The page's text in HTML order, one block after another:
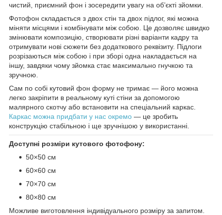
чистий, приємний фон і зосередити увагу на об’єкті зйомки.
Фотофон складається з двох стін та двох підлог, які можна
міняти місцями і комбінувати між собою. Це дозволяє швидко
змінювати композицію, створювати різні варіанти кадру та
отримувати нові сюжети без додаткового реквізиту. Підлоги
розрізаються між собою і при зборі одна накладається на
іншу, завдяки чому зйомка стає максимально гнучкою та
зручною.
Сам по собі кутовий фон форму не тримає — його можна
легко закріпити в реальному куті стіни за допомогою
малярного скотчу або встановити на спеціальний каркас.
Каркас можна придбати у нас окремо — це зробить
конструкцію стабільною і ще зручнішою у використанні.
Доступні розміри кутового фотофону:
50×50 см
60×60 см
70×70 см
80×80 см
Можливе виготовлення індивідуального розміру за запитом.